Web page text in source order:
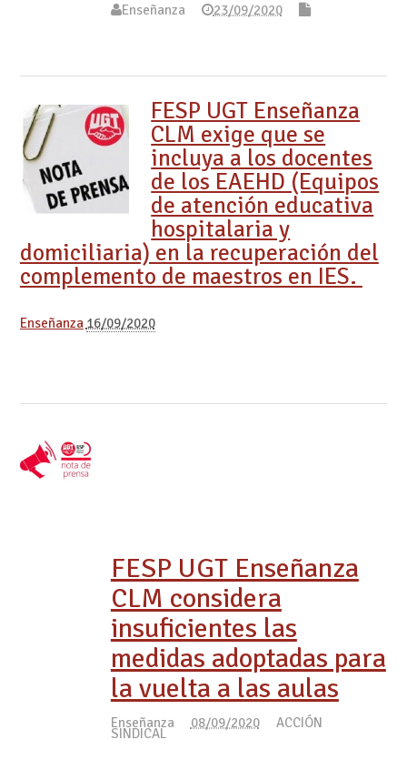
Enseñanza 23/09/2020
FESP UGT Enseñanza
CLM exige que se
incluya a los docentes
de los EAEHD (Equipos
de atención educativa
hospitalaria y
domiciliaria) en la recuperación del
complemento de maestros en IES.
Enseñanza 16/09/2020
FESP UGT Enseñanza
CLM considera
insuficientes las
medidas adoptadas para
la vuelta a las aulas
Enseñanza 08/09/2020 ACCIÓN
SINDICAL